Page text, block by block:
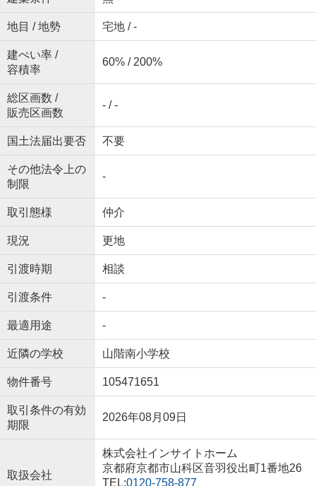
地目 / 地勢 宅地 / -
建ぺい率 /
容積率
60% / 200%
総区画数 /
販売区画数
- / -
国土法届出要否 不要
その他法令上の
制限
-
取引態様 仲介
現況 更地
引渡時期 相談
引渡条件 -
最適用途 -
近隣の学校 山階南小学校
物件番号 105471651
取引条件の有効
期限
2026年08月09日
取扱会社
株式会社インサイトホーム
京都府京都市山科区音羽役出町1番地26
TEL:0120-758-877